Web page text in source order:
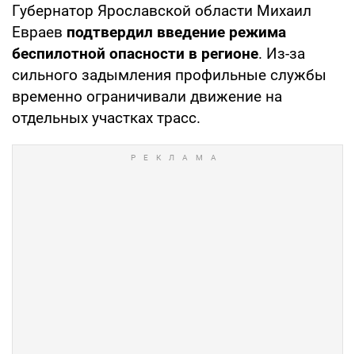
Губернатор Ярославской области Михаил
Евраев подтвердил введение режима
беспилотной опасности в регионе. Из-за
сильного задымления профильные службы
временно ограничивали движение на
отдельных участках трасс.